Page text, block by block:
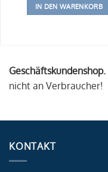
IN DEN WARENKORB
Geschäftskundenshop.
nicht an Verbraucher!
KONTAKT